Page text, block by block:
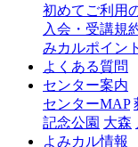
初めてご利用
入会・受講規
みカルポイント
よくある質問
センター案内
センターMAP
記念公園 大森
よみカル情報